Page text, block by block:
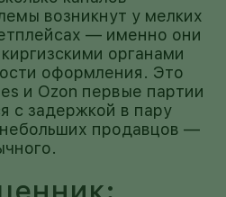
возникнут у мелких
— именно они
органами
оформления. Это
и Ozon первые партии
с задержкой в пару
продавцов —